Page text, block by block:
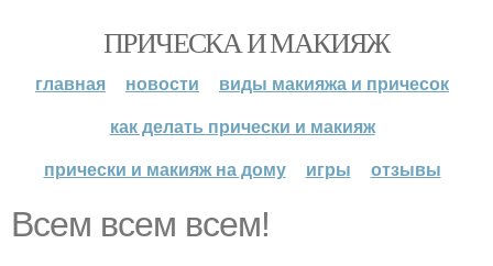
ПРИЧЕСКА И МАКИЯЖ
главная новости
виды макияжа и причесок
как делать прически и макияж
прически и макияж на дому
игры отзывы
Всем всем всем!